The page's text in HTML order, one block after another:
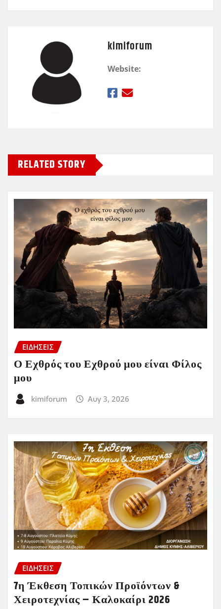
kimiforum
Website:
RELATED STORY
ΕΙΔΗΣΕΙΣ
Ο Εχθρός του Εχθρού μου είναι Φίλος
μου
kimiforum Αυγ 3, 2026
ΕΙΔΗΣΕΙΣ
7η Έκθεση Τοπικών Προϊόντων &
Χειροτεχνίας – Καλοκαίρι 2026